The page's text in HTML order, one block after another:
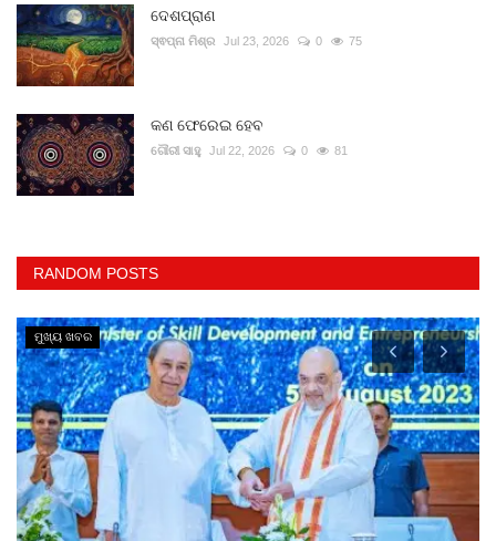
ଦେଶପ୍ରାଣ
ସ୍ଵପ୍ନା ମିଶ୍ର Jul 23, 2026 0 75
କଣ ଫେରେଇ ହେବ
ଗୌରୀ ସାହୁ Jul 22, 2026 0 81
RANDOM POSTS
ମୁଖ୍ୟ ଖବର